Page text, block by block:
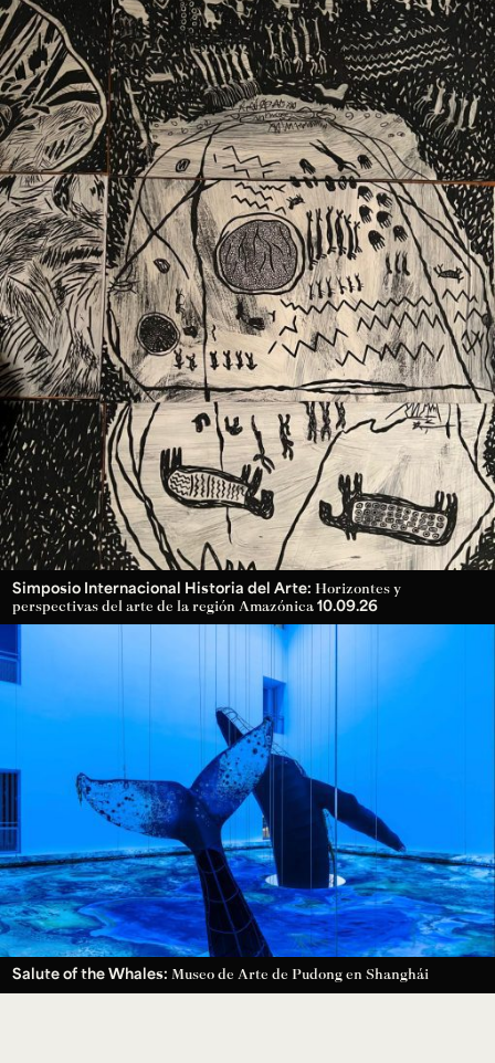
Configuración de cookies
Universidad de los Andes | Vigilada Mineducación.
Reconocimiento como universidad: Decreto 1297 del 30
de mayo de 1964. Reconocimiento de personería jurídica:
Resolución 28 del 23 de febrero de 1949, Minjusticia.
Acreditación institucional de alta calidad, 10 años:
Resolución 000194 del 16 de enero del 2025.
Ext. 2626
Posgrados
Ext. 4925
Educación
Continua
Ext. 4795
Simposio Internacional Historia del Arte: Horizontes y
perspectivas del arte de la región Amazónica 10.09.26
Salute of the Whales: Museo de Arte de Pudong en Shanghái